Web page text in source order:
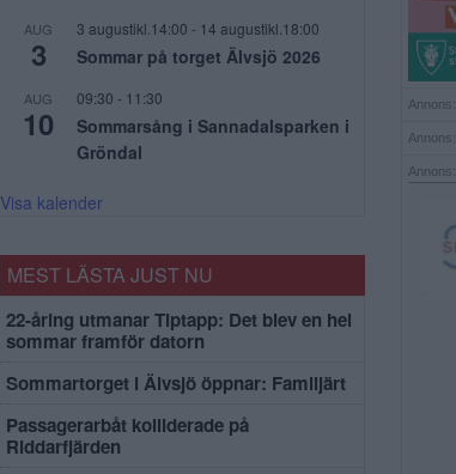
AUG
3
3 augustikl.14:00 - 14 augustikl.18:00
Sommar på torget Älvsjö 2026
AUG
10
09:30 - 11:30
Sommarsång i Sannadalsparken i
Gröndal
Visa kalender
MEST LÄSTA JUST NU
22-åring utmanar Tiptapp: Det blev en hel
sommar framför datorn
Sommartorget i Älvsjö öppnar: Familjärt
Passagerarbåt kolliderade på
Riddarfjärden
Annons:
Annons:
Annons: